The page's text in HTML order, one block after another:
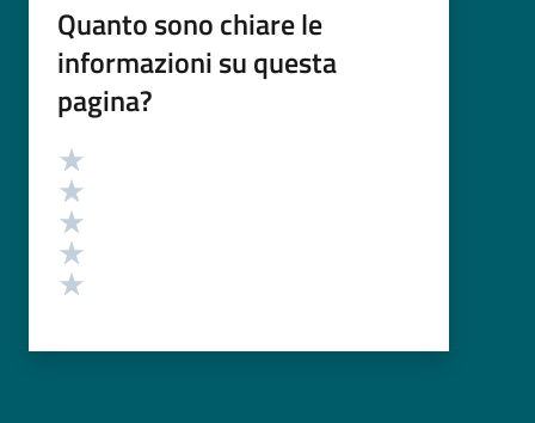
Quanto sono chiare le
informazioni su questa
pagina?
Valutazione